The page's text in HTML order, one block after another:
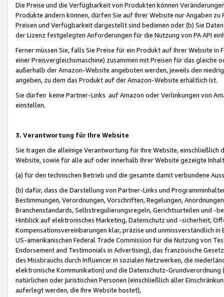
Die Preise und die Verfügbarkeit von Produkten können
Produkte ändern können, dürfen Sie auf Ihrer Website nur Angaben
Preisen und Verfügbarkeit dargestellt sind bedienen oder (b) Sie
der Lizenz festgelegten Anforderungen für die Nutzung von PA API
Ferner müssen Sie, falls Sie Preise für ein Produkt auf Ihrer Website
einer Preisvergleichsmaschine) zusammen mit Preisen für das
außerhalb der Amazon-Website angeboten werden, jeweils den
angeben, zu dem das Produkt auf der Amazon-Website erhältlich ist.
Sie dürfen keine Partner-Links auf Amazon oder Verlinkungen von
einstellen.
3. Verantwortung für Ihre Website
Sie tragen die alleinige Verantwortung für Ihre Website,
Website, sowie für alle auf oder innerhalb Ihrer Website gezeigte
(a) für den technischen Betrieb und die gesamte damit verbundene
(b) dafür, dass die Darstellung von Partner-Links und
Bestimmungen, Verordnungen, Vorschriften, Regelungen,
Branchenstandards, Selbstregulierungsregeln, Gerichtsurteilen und -
Hinblick auf elektronisches Marketing, Datenschutz und -sicherheit,
Kompensationsvereinbarungen klar, präzise und unmissverständlich
US-amerikanischen Federal Trade Commission für die Nutzung von
Endorsement and Testimonials in Advertising), das französische
des Missbrauchs durch Influencer in sozialen Netzwerken, die
elektronische Kommunikation) und die Datenschutz-
natürlichen oder juristischen Personen (einschließlich aller
auferlegt werden, die Ihre Website hostet),